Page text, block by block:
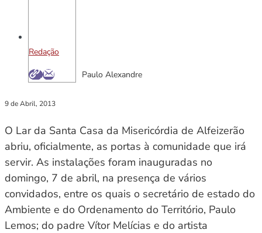
Redação
Paulo Alexandre
9 de Abril, 2013
O Lar da Santa Casa da Misericórdia de Alfeizerão
abriu, oficialmente, as portas à comunidade que irá
servir. As instalações foram inauguradas no
domingo, 7 de abril, na presença de vários
convidados, entre os quais o secretário de estado do
Ambiente e do Ordenamento do Território, Paulo
Lemos; do padre Vítor Melícias e do artista